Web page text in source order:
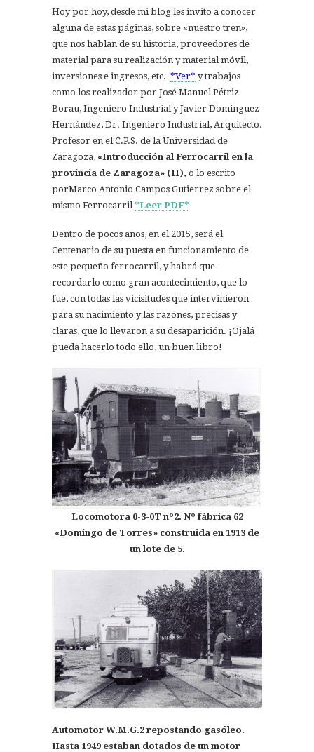
Hoy por hoy, desde mi blog les invito a conocer
alguna de estas páginas, sobre «nuestro tren»,
que nos hablan de su historia, proveedores de
material para su realización y material móvil,
inversiones e ingresos, etc. *Ver* y trabajos
como los realizador por José Manuel Pétriz
Borau, Ingeniero Industrial y Javier Domínguez
Hernández, Dr. Ingeniero Industrial, Arquitecto.
Profesor en el C.P.S. de la Universidad de
Zaragoza, «Introducción al Ferrocarril en la
provincia de Zaragoza» (II), o lo escrito
porMarco Antonio Campos Gutierrez sobre el
mismo Ferrocarril*Leer PDF*
Dentro de pocos años, en el 2015, será el
Centenario de su puesta en funcionamiento de
este pequeño ferrocarril, y habrá que
recordarlo como gran acontecimiento, que lo
fue, con todas las vicisitudes que intervinieron
para su nacimiento y las razones, precisas y
claras, que lo llevaron a su desaparición. ¡Ojalá
pueda hacerlo todo ello, un buen libro!
Locomotora 0-3-0T nº2. Nº fábrica 62
«Domingo de Torres» construida en 1913 de
un lote de 5.
Automotor W.M.G.2 repostando gasóleo.
Hasta 1949 estaban dotados de un motor